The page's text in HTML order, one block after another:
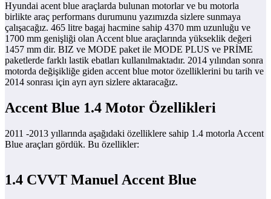
Hyundai acent blue araçlarda bulunan motorlar ve bu motorla
birlikte araç performans durumunu yazımızda sizlere sunmaya
çalışacağız. 465 litre bagaj hacmine sahip 4370 mm uzunluğu ve
1700 mm genişliği olan Accent blue araçlarında yükseklik değeri
1457 mm dir. BIZ ve MODE paket ile MODE PLUS ve PRİME
paketlerde farklı lastik ebatları kullanılmaktadır. 2014 yılından sonra
motorda değişikliğe giden accent blue motor özelliklerini bu tarih ve
2014 sonrası için ayrı ayrı sizlere aktaracağız.
Accent Blue 1.4 Motor Özellikleri
2011 -2013 yıllarında aşağıdaki özelliklere sahip 1.4 motorla Accent
Blue araçları gördük. Bu özellikler:
1.4 CVVT Manuel Accent Blue